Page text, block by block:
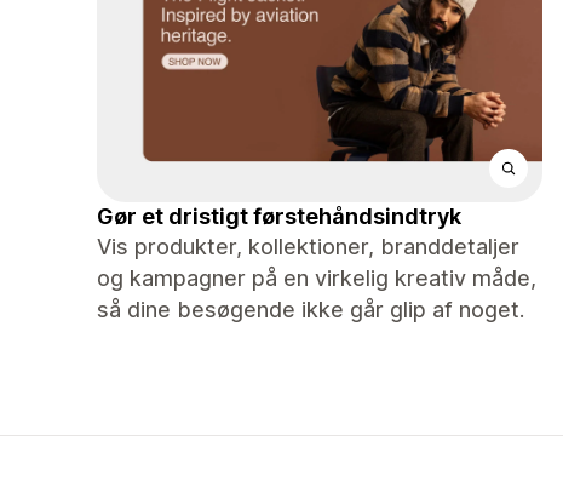
Gør et dristigt førstehåndsindtryk
Vis produkter, kollektioner, branddetaljer
og kampagner på en virkelig kreativ måde,
så dine besøgende ikke går glip af noget.